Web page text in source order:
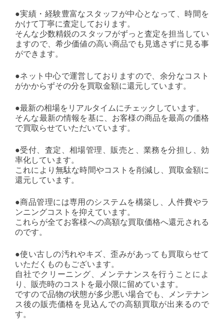
●実績・経験豊富なスタッフが中心となって、時間を
かけて丁寧に査定しております。
そんな少数精鋭のスタッフがずっと査定を担当してい
ますので、希少価値の高い商品でも見逃さずに見る事
ができます。
●ネット中心で運営しておりますので、余分なコスト
がかからずその分を買取金額に還元しています。
●最新の相場をリアルタイムにチェックしています。
そんな最新の情報を基に、お客様の商品を最高の価格
で買取らせていただいています。
●受付、査定、相場管理、販売と、業務を分担し、効
率化しています。
これにより無駄な時間やコストを削減し、買取金額に
還元しています。
●商品管理には専用のシステムを構築し、人件費やラ
ンニングコストを抑えています。
これらが全てお客様への高額な買取価格へ還元される
のです。
●使い古しの汚れやキズ、歪みがあっても買取らせて
いただくものもございます。
自社でクリーニング、メンテナンスを行うことによ
り、販売時のコストを最小限に留めています。
ですので品物の状態が多少悪い場合でも、メンテナン
ス後の販売価格を見込んでの高額買取が出来るので
す。